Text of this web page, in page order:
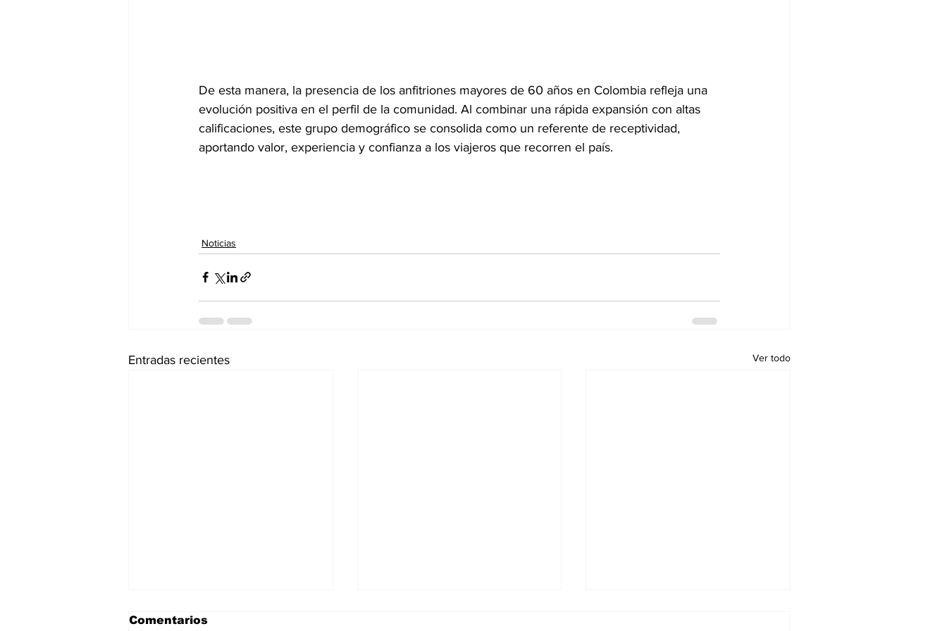
De esta manera, la presencia de los anfitriones mayores de 60 años en Colombia refleja una
evolución positiva en el perfil de la comunidad. Al combinar una rápida expansión con altas
calificaciones, este grupo demográfico se consolida como un referente de receptividad,
aportando valor, experiencia y confianza a los viajeros que recorren el país.
Noticias
Entradas recientes Ver todo
Comentarios